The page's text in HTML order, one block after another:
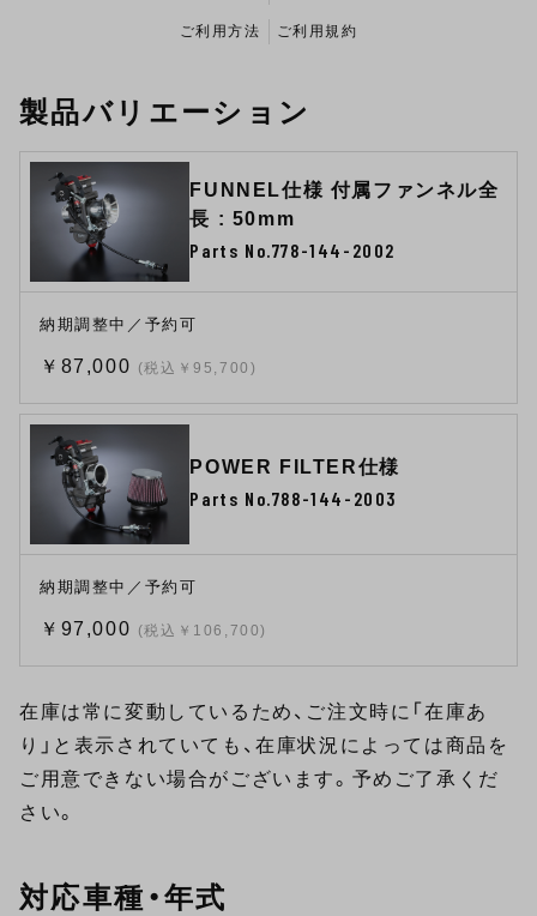
ご利用方法 ご利用規約
製品バリエーション
FUNNEL仕様 付属ファンネル全
長 : 50mm
Parts No.778-144-2002
納期調整中／予約可
￥87,000 (税込￥95,700)
POWER FILTER仕様
Parts No.788-144-2003
納期調整中／予約可
￥97,000 (税込￥106,700)
在庫は常に変動しているため、ご注文時に「在庫あ
り」と表示されていても、在庫状況によっては商品を
ご用意できない場合がございます。予めご了承くだ
さい。
対応車種・年式